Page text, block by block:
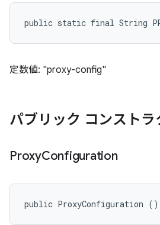
public static final String
定数値: "proxy-config"
パブリック コンストラ
ProxyConfiguration
public ProxyConfiguration ()